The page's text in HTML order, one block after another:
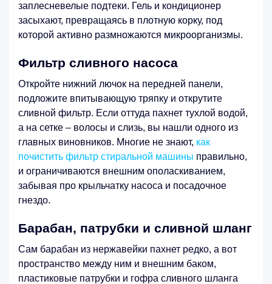
заплесневелые подтеки. Гель и кондиционер
засыхают, превращаясь в плотную корку, под
которой активно размножаются микроорганизмы.
Фильтр сливного насоса
Откройте нижний лючок на передней панели,
подложите впитывающую тряпку и открутите
сливной фильтр. Если оттуда пахнет тухлой водой,
а на сетке – волосы и слизь, вы нашли одного из
главных виновников. Многие не знают, как
почистить фильтр стиральной машины правильно,
и ограничиваются внешним ополаскиванием,
забывая про крыльчатку насоса и посадочное
гнездо.
Барабан, патрубки и сливной шланг
Сам барабан из нержавейки пахнет редко, а вот
пространство между ним и внешним баком,
пластиковые патрубки и гофра сливного шланга